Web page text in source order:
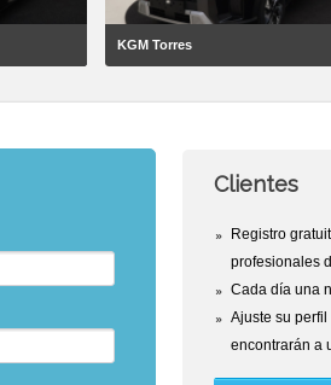
KGM Torres
Clientes
Registro
profesionales
Cada día una
Ajuste su
encontrarán a